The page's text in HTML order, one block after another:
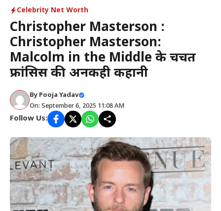
Celebrity Net Worth
Christopher Masterson :
Christopher Masterson:
Malcolm in the Middle के चर्चित
फ्रांसिस की अनकही कहानी
By Pooja Yadav
On: September 6, 2025 11:08 AM
Follow Us: